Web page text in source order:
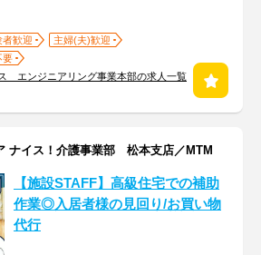
者歓迎
主婦(夫)歓迎
要
エンジニアリング事業本部の求人一覧
ナイス！介護事業部 松本支店／MTM
【施設STAFF】高級住宅での補助
作業◎入居者様の見回り/お買い物
代行